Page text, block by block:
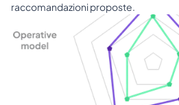
raccomandazioni proposte.